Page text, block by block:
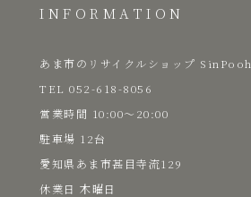
INFORMATION
あま市のリサイクルショップ SinPooh
TEL 052-618-8056
​営業時間 10:00～20:00
駐車場 12台
愛知県あま市甚目寺流129
​休業日 木曜日